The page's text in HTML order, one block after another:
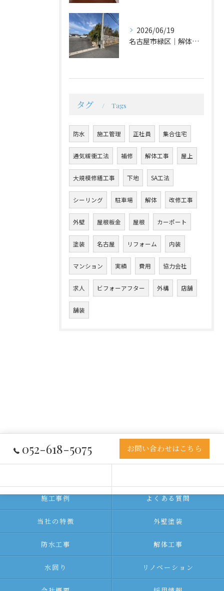
2026/06/19
名古屋市緑区｜解体工事
タグ Tags
防水 施工管理 正社員 集合住宅
通気緩衝工法 補修 解体工事 屋上
大規模修繕工事 下地 SA工法
シーリング 駐車場 解体 改修工事
外壁 屋根板金 屋根 カーポート
塗装 名古屋 リフォーム 内装
マンション 実績 費用 協力会社
求人 ビフォーアフター 外構 店舗
舗装
052-618-5075 お問い合わせはこちら
施工事例 よくある質問
当社の特徴 外壁塗装
防水工事 解体工事
水回り リノベーション